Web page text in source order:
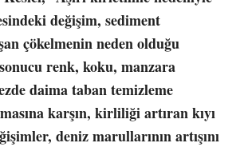
değişim, sediment
çökelmenin neden olduğu
renk, koku, manzara
daima taban temizleme
karşın, kirliliği artıran kıyı
deniz marullarının artışını